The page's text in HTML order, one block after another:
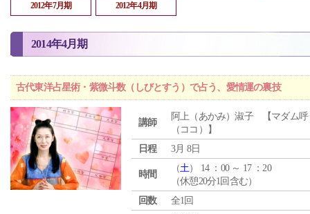
2012年7月期 2012年4月期
2014年4月期
古代東洋占星術・紫微斗数（しびとすう）で占う、愛情運の裏技
講師
阿上（あかみ）淑子 【マダム呼
（ココ）】
日程
3月 8日
時間
（土） 14 ：00 ～ 17 ：20
（休憩20分1回含む）
回数
全1回